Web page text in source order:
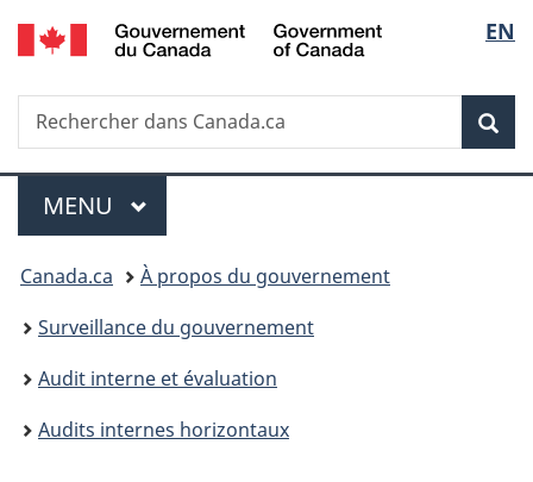
Passer
au
principal
Passer
à
Au
du
Passer
à
version
simplifiée
de
la
EN
Recherche
Rechercher
dans
Menu
MENU PRINCIPAL
Vous
êtes
ici :
Canada.ca
À propos du gouvernement
Surveillance du gouvernement
Audit interne et évaluation
Audits internes horizontaux